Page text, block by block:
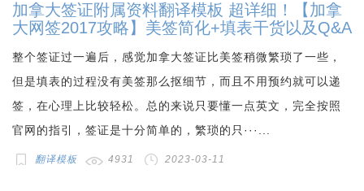
加拿大签证附属资料翻译模板 超详细！【加拿
大网签2017攻略】美签简化+填表干货以及Q&A
整个签证过一遍后，感觉加拿大签证比美签稍微繁琐了一些，
但是填表的过程没有美签那么抠细节，而且不用预约就可以递
签，在心理上比较轻松。总的来说只要懂一点英文，完全按照
官网的指引，签证是十分简单的，繁琐的只···...
翻译模板 4931 2023-03-11